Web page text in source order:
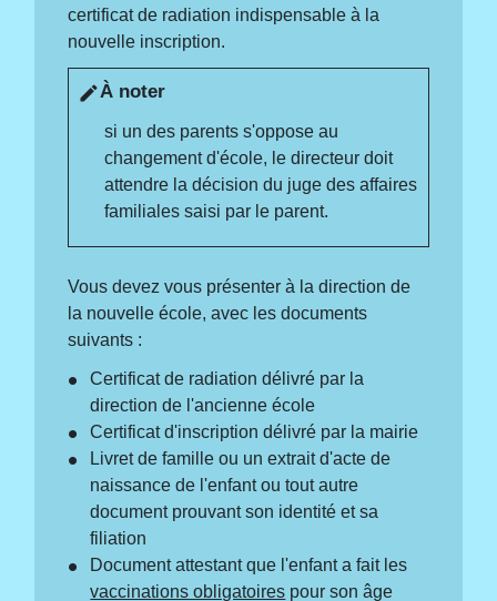
certificat de radiation indispensable à la
nouvelle inscription.
editÀ noter
si un des parents s'oppose au
changement d'école, le directeur doit
attendre la décision du juge des affaires
familiales saisi par le parent.
Vous devez vous présenter à la direction de
la nouvelle école, avec les documents
suivants :
Certificat de radiation délivré par la
direction de l'ancienne école
Certificat d'inscription délivré par la mairie
Livret de famille ou un extrait d'acte de
naissance de l'enfant ou tout autre
document prouvant son identité et sa
filiation
Document attestant que l'enfant a fait les
vaccinations obligatoires pour son âge